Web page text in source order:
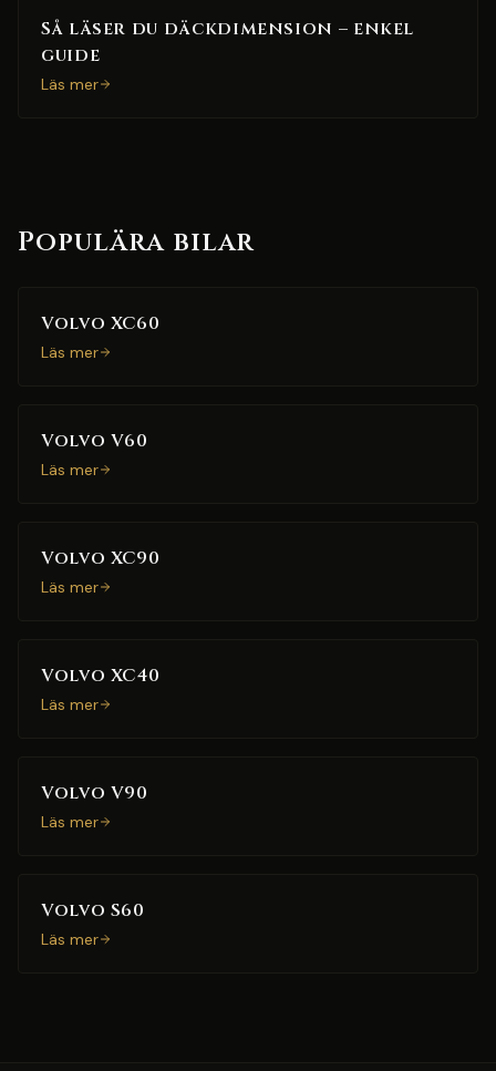
Så läser du däckdimension – enkel
guide
Läs mer
Populära bilar
Volvo XC60
Läs mer
Volvo V60
Läs mer
Volvo XC90
Läs mer
Volvo XC40
Läs mer
Volvo V90
Läs mer
Volvo S60
Läs mer